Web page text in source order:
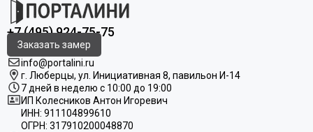
+7 (495) 924-75-75
Заказать замер
info@portalini.ru
г. Люберцы, ул. Инициативная 8, павильон И-14
7 дней в неделю с 10:00 до 19:00
ИП Колесников Антон Игоревич
ИНН: 911104899610
ОГРН: 317910200048870